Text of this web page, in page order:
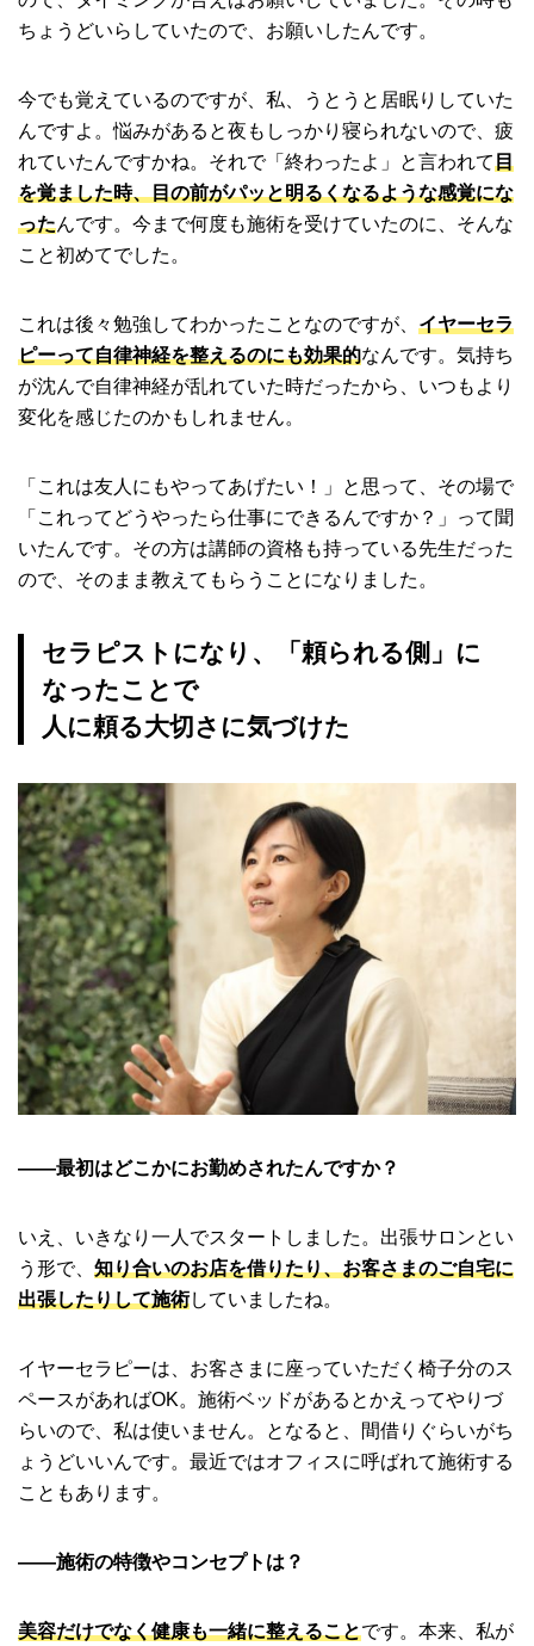
ちょうどいらしていたので、お願いしたんです。
今でも覚えているのですが、私、うとうと居眠りしていた
んですよ。悩みがあると夜もしっかり寝られないので、疲
れていたんですかね。それで「終わったよ」と言われて目
を覚ました時、目の前がパッと明るくなるような感覚にな
ったんです。今まで何度も施術を受けていたのに、そんな
こと初めてでした。
これは後々勉強してわかったことなのですが、 イヤーセラ
ピーって自律神経を整えるのにも効果的なんです。気持ち
が沈んで自律神経が乱れていた時だったから、いつもより
変化を感じたのかもしれません。
「これは友人にもやってあげたい！」と思って、その場で
「これってどうやったら仕事にできるんですか？」って聞
いたんです。その方は講師の資格も持っている先生だった
ので、そのまま教えてもらうことになりました。
セラピストになり、「頼られる側」に
なったことで
人に頼る大切さに気づけた
――最初はどこかにお勤めされたんですか？
いえ、いきなり一人でスタートしました。出張サロンとい
う形で、 知り合いのお店を借りたり、お客さまのご自宅に
出張したりして施術していましたね。
イヤーセラピーは、お客さまに座っていただく椅子分のス
ペースがあればOK。施術ベッドがあるとかえってやりづ
らいので、私は使いません。となると、間借りぐらいがち
ょうどいいんです。最近ではオフィスに呼ばれて施術する
こともあります。
――施術の特徴やコンセプトは？
美容だけでなく健康も一緒に整えることです。本来、私が